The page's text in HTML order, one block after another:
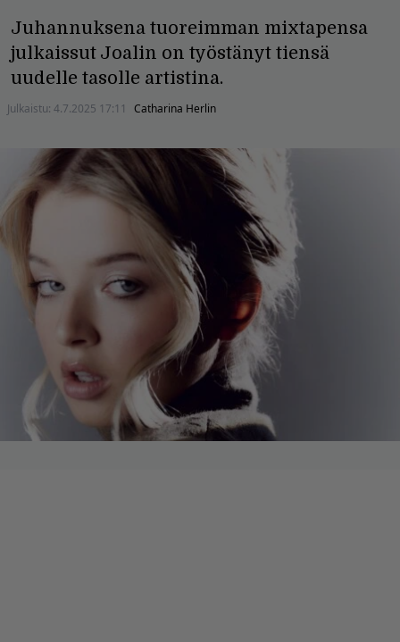
Juhannuksena tuoreimman mixtapensa
julkaissut Joalin on työstänyt tiensä
uudelle tasolle artistina.
Julkaistu: 4.7.2025 17:11 Catharina Herlin